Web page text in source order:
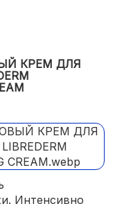
КРЕМ ДЛЯ
Интенсивно